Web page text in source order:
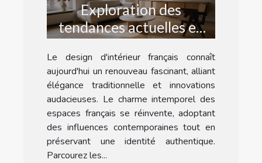
Exploration des
tendances actuelles en
design d'intérieur
français
Le design d'intérieur français connaît
aujourd'hui un renouveau fascinant, alliant
élégance traditionnelle et innovations
audacieuses. Le charme intemporel des
espaces français se réinvente, adoptant
des influences contemporaines tout en
préservant une identité authentique.
Parcourez les...